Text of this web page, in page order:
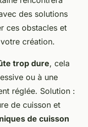
des solutions
ces obstacles et
création.
trop dure, cela
ou à une
réglée. Solution :
de cuisson et
de cuisson